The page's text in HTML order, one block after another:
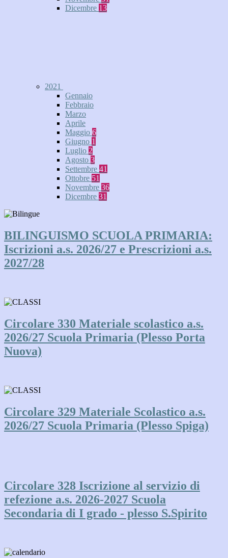
Dicembre 13
2021
Gennaio
Febbraio
Marzo
Aprile
Maggio 6
Giugno 1
Luglio 2
Agosto 3
Settembre 41
Ottobre 51
Novembre 36
Dicembre 31
BILINGUISMO SCUOLA PRIMARIA:
Iscrizioni a.s. 2026/27 e Prescrizioni a.s.
2027/28
Circolare 330 Materiale scolastico a.s.
2026/27 Scuola Primaria (Plesso Porta
Nuova)
Circolare 329 Materiale Scolastico a.s.
2026/27 Scuola Primaria (Plesso Spiga)
Circolare 328 Iscrizione al servizio di
refezione a.s. 2026-2027 Scuola
Secondaria di I grado - plesso S.Spirito